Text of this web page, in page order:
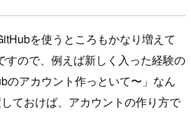
を使うところもかなり増えて
すので、例えば新しく入った経験の
のアカウント作っといて〜」なん
ておけば、アカウントの作り方で